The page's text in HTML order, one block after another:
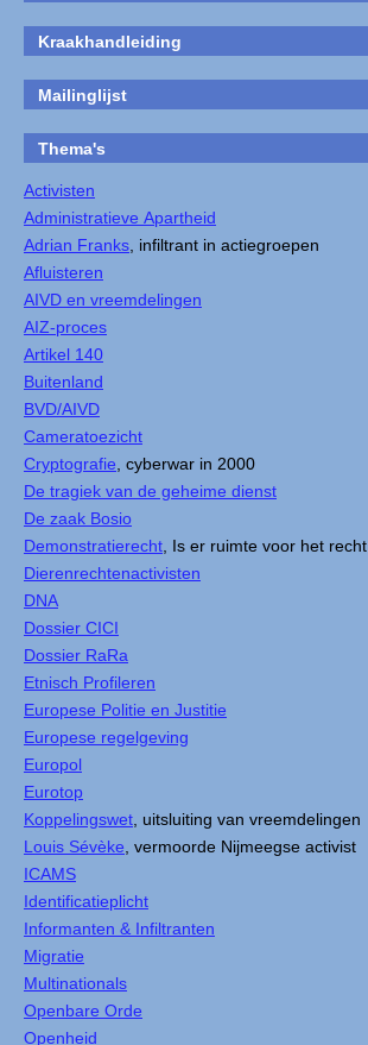
Kraakhandleiding
Mailinglijst
Thema's
Activisten
Administratieve Apartheid
Adrian Franks , infiltrant in actiegroepen
Afluisteren
AIVD en vreemdelingen
AIZ-proces
Artikel 140
Buitenland
BVD/AIVD
Cameratoezicht
Cryptografie , cyberwar in 2000
De tragiek van de geheime dienst
De zaak Bosio
Demonstratierecht , Is er ruimte voor het recht
Dierenrechtenactivisten
DNA
Dossier CICI
Dossier RaRa
Etnisch Profileren
Europese Politie en Justitie
Europese regelgeving
Europol
Eurotop
Koppelingswet , uitsluiting van vreemdelingen
Louis Sévèke , vermoorde Nijmeegse activist
ICAMS
Identificatieplicht
Informanten & Infiltranten
Migratie
Multinationals
Openbare Orde
Openheid